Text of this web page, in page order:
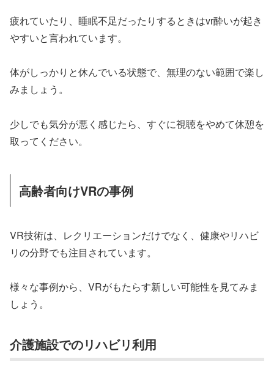
疲れていたり、睡眠不足だったりするときはvr酔いが起き
やすいと言われています。
体がしっかりと休んでいる状態で、無理のない範囲で楽し
みましょう。
少しでも気分が悪く感じたら、すぐに視聴をやめて休憩を
取ってください。
高齢者向けVRの事例
VR技術は、レクリエーションだけでなく、健康やリハビ
リの分野でも注目されています。
様々な事例から、VRがもたらす新しい可能性を見てみま
しょう。
介護施設でのリハビリ利用